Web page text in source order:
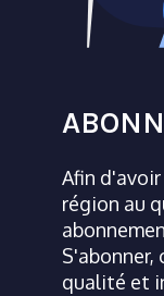
Afin
région au
S'abonner,
qualité et